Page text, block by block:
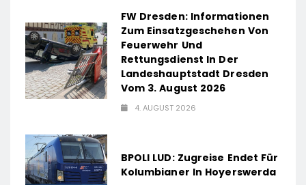
FW Dresden: Informationen
Zum Einsatzgeschehen Von
Feuerwehr Und
Rettungsdienst In Der
Landeshauptstadt Dresden
Vom 3. August 2026
4. AUGUST 2026
BPOLI LUD: Zugreise Endet Für
Kolumbianer In Hoyerswerda